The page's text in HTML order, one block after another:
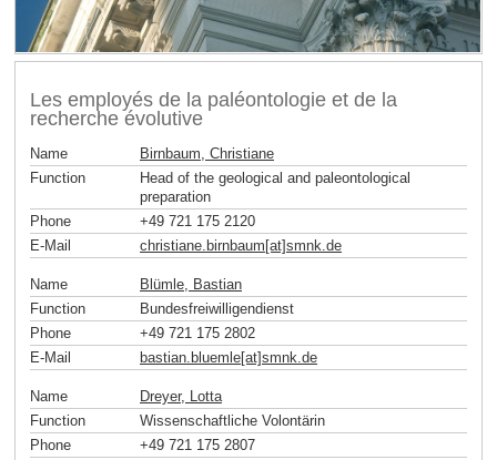
Les employés de la paléontologie et de la
recherche évolutive
Name
Birnbaum, Christiane
Function
Head of the geological and paleontological
preparation
Phone
+49 721 175 2120
E-Mail
christiane.birnbaum[at]smnk.de
Name
Blümle, Bastian
Function
Bundesfreiwilligendienst
Phone
+49 721 175 2802
E-Mail
bastian.bluemle[at]smnk.de
Name
Dreyer, Lotta
Function
Wissenschaftliche Volontärin
Phone
+49 721 175 2807